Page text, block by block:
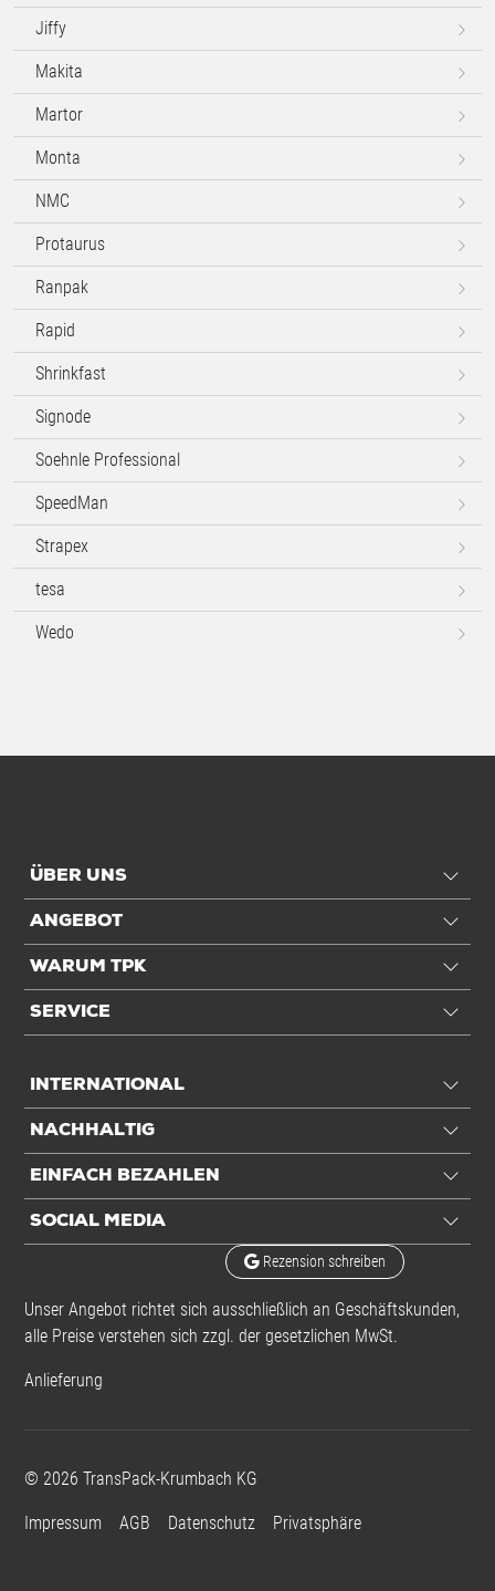
Jiffy
Makita
Martor
Monta
NMC
Protaurus
Ranpak
Rapid
Shrinkfast
Signode
Soehnle Professional
SpeedMan
Strapex
tesa
Wedo
ÜBER UNS
ANGEBOT
WARUM TPK
SERVICE
INTERNATIONAL
NACHHALTIG
EINFACH BEZAHLEN
SOCIAL MEDIA
Rezension schreiben
Unser Angebot richtet sich ausschließlich an Geschäftskunden,
alle Preise verstehen sich zzgl. der gesetzlichen MwSt.
Anlieferung
© 2026 TransPack-Krumbach KG
Impressum AGB Datenschutz Privatsphäre